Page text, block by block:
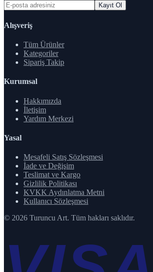
Kayıt Ol
Alışveriş
Tüm Ürünler
Kategoriler
Sipariş Takip
Kurumsal
Hakkımızda
İletişim
Yardım Merkezi
Yasal
Mesafeli Satış Sözleşmesi
İade ve Değişim
Teslimat ve Kargo
Gizlilik Politikası
KVKK Aydınlatma Metni
Kullanıcı Sözleşmesi
© 2026 Turuncu Art. Tüm hakları saklıdır.